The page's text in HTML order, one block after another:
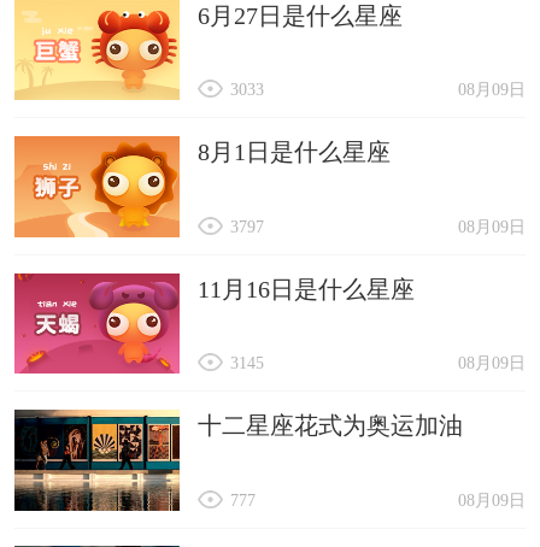
6月27日是什么星座
08月09日
3033
8月1日是什么星座
08月09日
3797
11月16日是什么星座
08月09日
3145
十二星座花式为奥运加油
08月09日
777